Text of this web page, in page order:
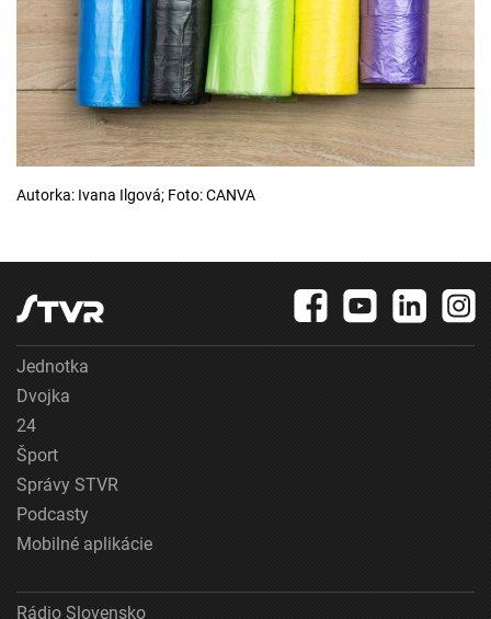
Autorka: Ivana Ilgová; Foto: CANVA
Jednotka
Dvojka
24
Šport
Správy STVR
Podcasty
Mobilné aplikácie
Rádio Slovensko